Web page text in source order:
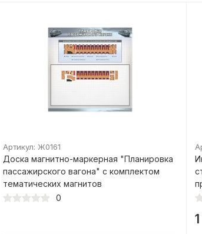
Артикул: Ж0161
Доска магнитно-маркерная "Планировка
пассажирского вагона" с комплектом
тематических магнитов
0